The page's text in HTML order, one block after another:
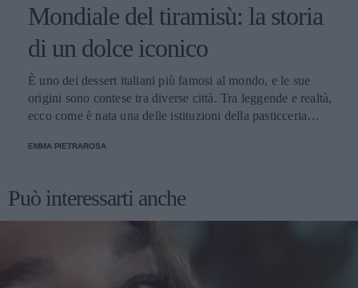
Mondiale del tiramisù: la storia
di un dolce iconico
È uno dei dessert italiani più famosi al mondo, e le sue
origini sono contese tra diverse città. Tra leggende e realtà,
ecco come è nata una delle istituzioni della pasticceria
EMMA PIETRAROSA
Può interessarti anche